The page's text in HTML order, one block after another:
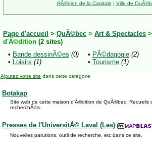
RÃ©gion de la Capitale | Ville de
Page d'accueil > QuÃ©bec > Art & Spectacles
d'Ã©dition (2 sites)
• Bande dessinÃ©es (0)
• Loisirs (1)
• PÃ©dagogie (2)
• Tourisme (1)
Ajoutez votre site dans cette catégorie
Botakap
Site web de cette maison d'Ã©dition de QuÃ©bec. Recueils
recherchÃ©s.
Presses de l'UniversitÃ© Laval (Les)
Nouvelles parutions, outil de recherche, etc dans ce site.